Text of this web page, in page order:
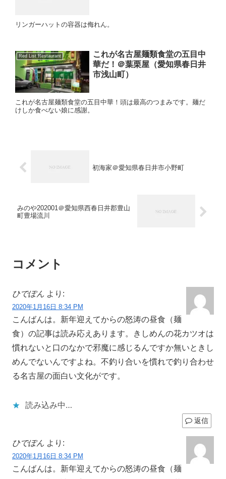
リンガーハットの容器は侮れん。
Red List Restaurant
これが名古屋麺類食堂の五目中
華だ！＠葉栗屋（愛知県春日井
市浅山町）
これが名古屋麺類食堂の五目中華！頭は最高のつまみです。麺だ
けしか食べない娘に感謝。
初海家＠愛知県春日井市小野町
みのや202001＠愛知県西春日井郡豊山
町豊場流川
コメント
ひでぽん より:
2020年1月16日 8:34 PM
こんばんは。新年迎えてからの怒涛の昼食（麺
食）の記事は読み応えあります。きしめんの花カツオは
慣れないと口のなかで邪魔に感じるんですか無いときし
めんでないんですよね。不釣り合いを慣れで釣り合わせ
る名古屋の面白い文化がです。
読み込み中…
返信
ひでぽん より:
2020年1月16日 8:34 PM
こんばんは。新年迎えてからの怒涛の昼食（麺